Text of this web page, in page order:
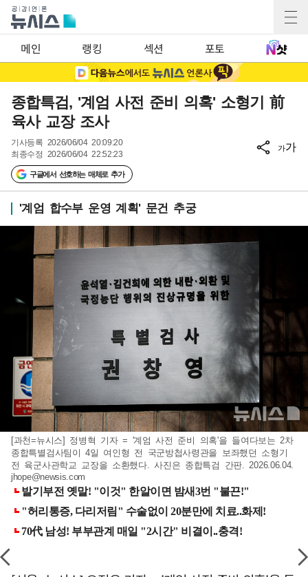
메인 랭킹 섹션 포토
종합특검, '계엄 사전 준비 의혹' 소형기 前
육사 교장 조사
기사등록 2026/06/04 20:09:20
최종수정 2026/06/04 22:52:23
구글에서 선호하는 매체로 추가
가가
'계엄 합수부 운영 계획' 문건 추궁
[과천=뉴시스] 정병혁 기자 = '계엄 사전 준비 의혹'을 들여다보는 2차
종합특별검사팀이 4일 여인형 전 국군방첩사령관을 보좌했던 소형기
전 육군사관학교 교장을 소환했다. 사진은 종합특검 간판. 2026.06.04.
jhope@newsis.com